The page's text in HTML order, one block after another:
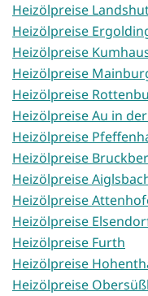
Heizölpreise
Heizölpreise
Heizölpreise
Heizölpreise
Heizölpreise
Heizölpreise Au in
Heizölpreise
Heizölpreise
Heizölpreise
Heizölpreise
Heizölpreise
Heizölpreise Furth
Heizölpreise
Heizölpreise